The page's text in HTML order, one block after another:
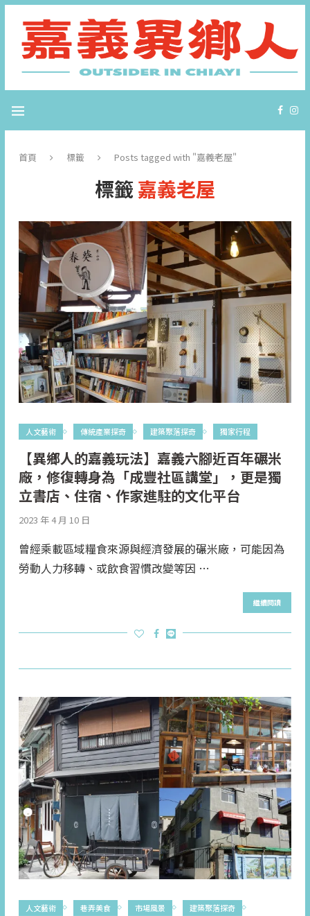
首頁 標籤 Posts tagged with "嘉義老屋"
標籤嘉義老屋
人文藝術 傳統產業探奇 建築聚落探奇 獨家行程
【異鄉人的嘉義玩法】嘉義六腳近百年碾米
廠，修復轉身為「成豐社區講堂」，更是獨
立書店、住宿、作家進駐的文化平台
2023 年 4 月 10 日
曾經乘載區域糧食來源與經濟發展的碾米廠，可能因為
勞動人力移轉、或飲食習慣改變等因 …
繼續閱讀
人文藝術 巷弄美食 市場風景
建築聚落探奇